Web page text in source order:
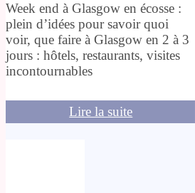
Week end à Glasgow en écosse :
plein d’idées pour savoir quoi
voir, que faire à Glasgow en 2 à 3
jours : hôtels, restaurants, visites
incontournables
Lire la suite